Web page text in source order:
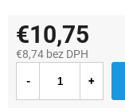
€10,75
€8,74 bez DPH
cena: